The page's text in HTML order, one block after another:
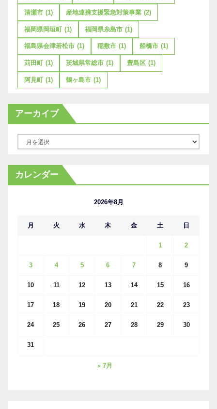
清瀬市 (1) 産地連携支援緊急対策事業 (2)
福岡県岡垣町 (1) 福岡県糸島市 (1)
福島県会津若松市 (1) 稲敷市 (1) 船橋市 (1)
苅田町 (1) 茨城県常総市 (1) 豊島区 (1)
阿見町 (1) 鶴ヶ島市 (1)
アーカイブ
カ
イ
カレンダー
2026年8月
月 火 水 木 金 土 日
1 2
3 4 5 6 7 8 9
10 11 12 13 14 15 16
17 18 19 20 21 22 23
24 25 26 27 28 29 30
31
« 7月